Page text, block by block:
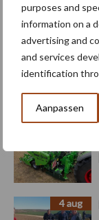
purposes and
information on a
advertising and
and services
identification
Aanpassen
6 aug
5 aug
4 aug